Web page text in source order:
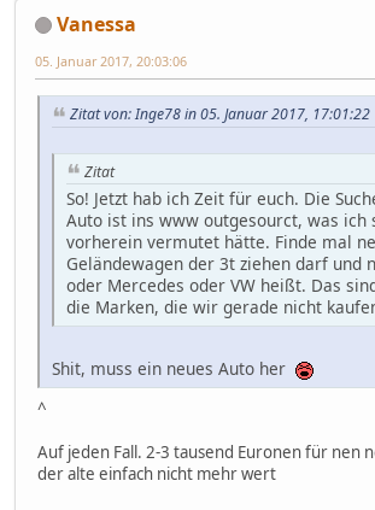
Vanessa
05. Januar 2017, 20:03:06
Zitat von: Inge78 in 05. Januar 2017, 17:01:22
Zitat
So! Jetzt hab ich Zeit für euch. Die
Auto ist ins www outgesourct, was ich
vorherein vermutet hätte. Finde mal
Geländewagen der 3t ziehen darf und
oder Mercedes oder VW heißt. Das
die Marken, die wir gerade nicht
Shit, muss ein neues Auto her
^
Auf jeden Fall. 2-3 tausend Euronen für nen
der alte einfach nicht mehr wert